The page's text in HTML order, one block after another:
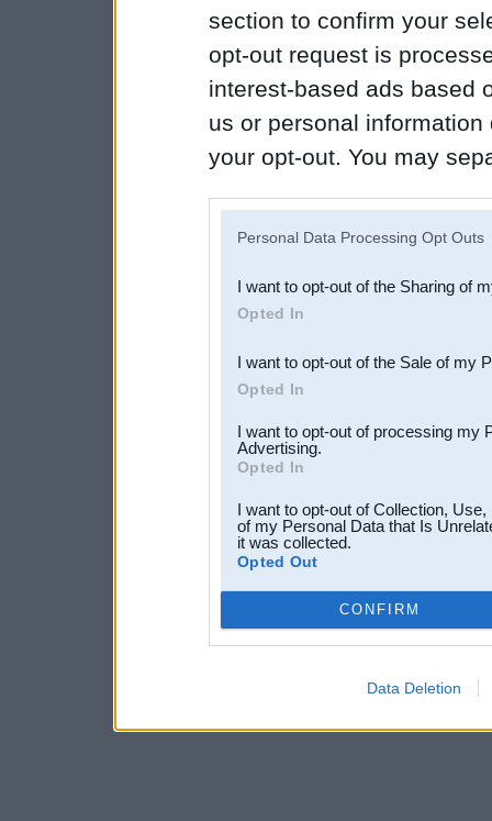
section to confirm your
opt-out request is
interest-based ads based
us or personal
your opt-out. You may
Downstream Participants
third parties.
Personal Data Processing Opt Outs
I want to opt-out of the Sharing of
Opted In
I want to opt-out of the Sale of my
Opted In
I want to opt-out of processing my
Advertising.
Opted In
I want to opt-out of Collection,
of my Personal Data that Is
it was collected.
Opted Out
CONFIRM
Data Deletion